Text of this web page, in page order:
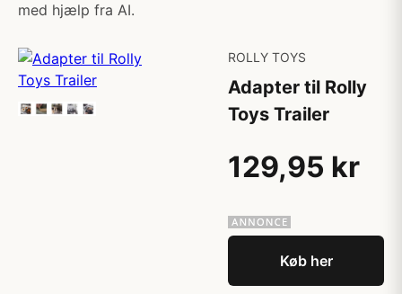
med hjælp fra AI.
ROLLY TOYS
Adapter til Rolly
Toys Trailer
129,95 kr
Køb her